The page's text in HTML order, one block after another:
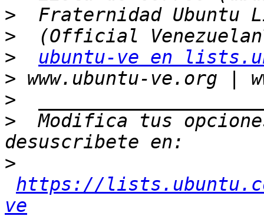
>
>
>
ubuntu-ve en
>
>
>
Modifica tus
>
https://
ve